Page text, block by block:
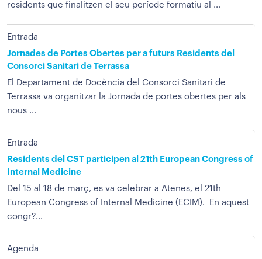
residents que finalitzen el seu període formatiu al ...
Entrada
Jornades de Portes Obertes per a futurs Residents del
Consorci Sanitari de Terrassa
El Departament de Docència del Consorci Sanitari de
Terrassa va organitzar la Jornada de portes obertes per als
nous ...
Entrada
Residents del CST participen al 21th European Congress of
Internal Medicine
Del 15 al 18 de març, es va celebrar a Atenes, el 21th
European Congress of Internal Medicine (ECIM). En aquest
congr?...
Agenda